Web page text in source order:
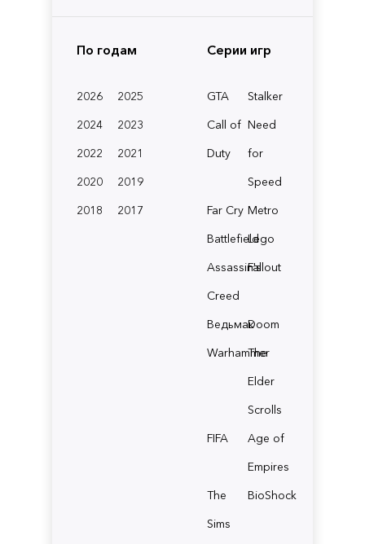
По годам
2026
2025
2024
2023
2022
2021
2020
2019
2018
2017
Серии игр
GTA
Stalker
Call of
Duty
Need
for
Speed
Far Cry Metro
BattlefieldLego
Assassin's
Creed
Fallout
ВедьмакDoom
Warhammer
The
Elder
Scrolls
FIFA
Age of
Empires
The
Sims
BioShock